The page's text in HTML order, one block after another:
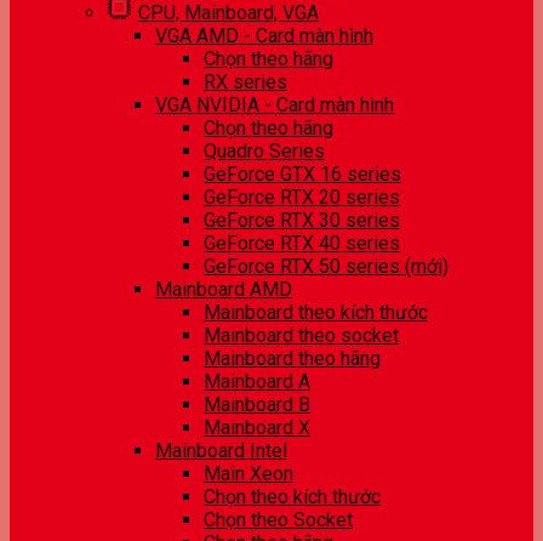
CPU, Mainboard, VGA
VGA AMD - Card màn hình
Chọn theo hãng
RX series
VGA NVIDIA - Card màn hình
Chọn theo hãng
Quadro Series
GeForce GTX 16 series
GeForce RTX 20 series
GeForce RTX 30 series
GeForce RTX 40 series
GeForce RTX 50 series (mới)
Mainboard AMD
Mainboard theo kích thước
Mainboard theo socket
Mainboard theo hãng
Mainboard A
Mainboard B
Mainboard X
Mainboard Intel
Main Xeon
Chọn theo kích thước
Chọn theo Socket